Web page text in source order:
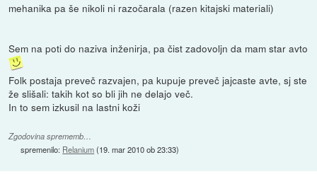
mehanika pa še nikoli ni razočarala (razen kitajski materiali)
Sem na poti do naziva inženirja, pa čist zadovoljn da mam star avto
Folk postaja preveč razvajen, pa kupuje preveč jajcaste avte, sj ste
že slišali: takih kot so bli jih ne delajo več.
In to sem izkusil na lastni koži
Zgodovina sprememb…
spremenilo: Relanium(19. mar 2010 ob 23:33)